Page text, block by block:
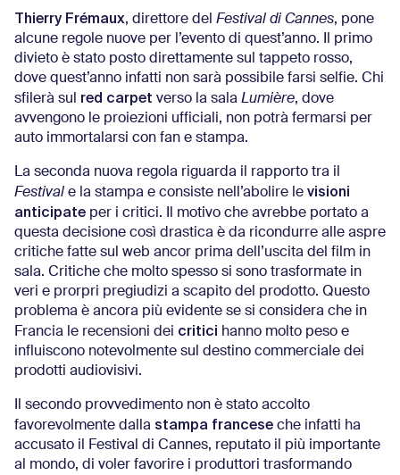
Thierry Frémaux, direttore del Festival di Cannes, pone
alcune regole nuove per l’evento di quest’anno. Il primo
divieto è stato posto direttamente sul tappeto rosso,
dove quest’anno infatti non sarà possibile farsi selfie. Chi
sfilerà sul
red carpet verso la sala Lumière, dove
avvengono le proiezioni ufficiali, non potrà fermarsi per
auto immortalarsi con fan e stampa.
La seconda nuova regola riguarda il rapporto tra il
Festival e la stampa e consiste nell’abolire le visioni
anticipate per i critici. Il motivo che avrebbe portato a
questa decisione così drastica è da ricondurre alle aspre
critiche fatte sul web ancor prima dell’uscita del film in
sala. Critiche che molto spesso si sono trasformate in
veri e prorpri pregiudizi a scapito del prodotto. Questo
problema è ancora più evidente se si considera che in
Francia le recensioni dei critici hanno molto peso e
influiscono notevolmente sul destino commerciale dei
prodotti audiovisivi.
Il secondo provvedimento non è stato accolto
favorevolmente dalla stampa francese che infatti ha
accusato il Festival di Cannes, reputato il più importante
al mondo, di voler favorire i produttori trasformando